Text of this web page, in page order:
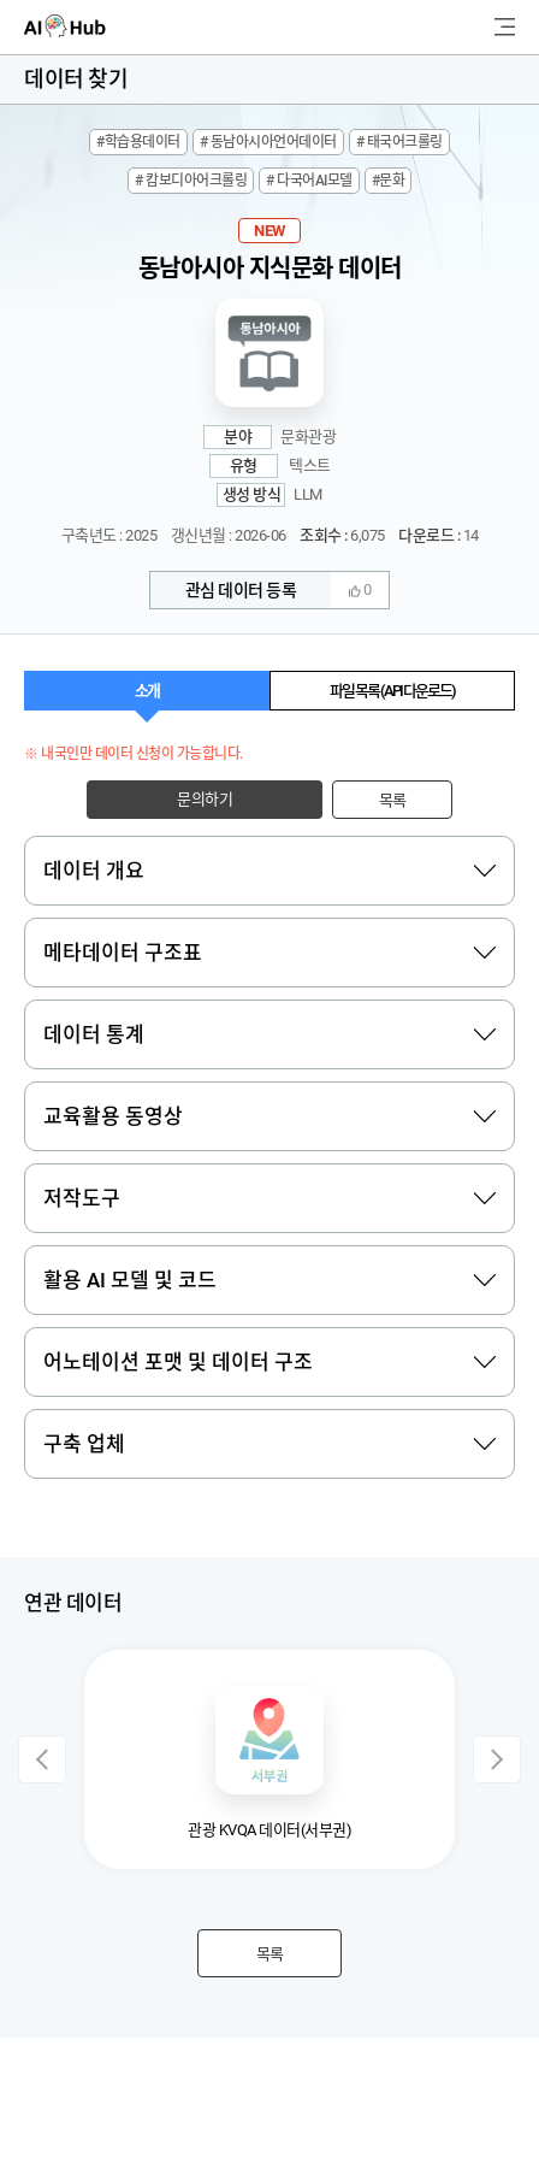
AI-Hub
고객지원
색
데이터 찾기
#학습용데이터 # 동남아시아언어데이터 # 태국어크롤링
# 캄보디아어크롤링 # 다국어AI모델 #문화
NEW
동남아시아 지식문화 데이터
분야
문화관광
유형
텍스트
생성 방식
LLM
구축년도 : 2025 갱신년월 : 2026-06 조회수 :6,075 다운로드 :14
관심 데이터 등록 0
소개 파일 목록 (API 다운로드)
※ 내국인만 데이터 신청이 가능합니다.
문의하기 목록
데이터 개요
메타데이터 구조표
데이터 통계
교육활용 동영상
저작도구
활용 AI 모델 및 코드
어노테이션 포맷 및 데이터 구조
구축 업체
연관 데이터
관광 KVQA 데이터(서부권)
목록